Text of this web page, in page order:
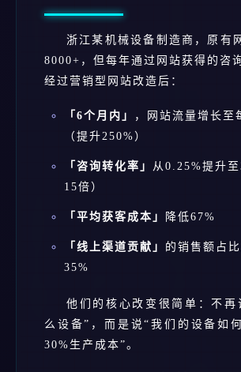
浙江某机械设备制造商，原有
8000+，但每年通过网站获得的咨
经过营销型网站改造后：
「6个月内」
，网站流量增长至
（提升250%）
「咨询转化率」
从0.25%提升
15倍）
「平均获客成本」 降低67%
「线上渠道贡献」 的销售额占
35%
他们的核心改变很简单：不再
么设备”，而是说“我们的设备如
30%生产成本”。